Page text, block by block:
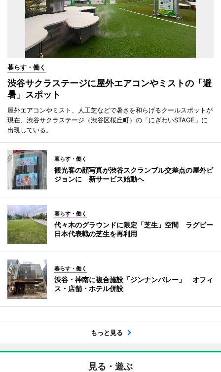
暮らす・働く
渋谷サクラステージに屋外エアコンやミストの「避
暑」スポット
屋外エアコンやミスト、人工芝などで暑さを和らげるクールスポットが
現在、渋谷サクラステージ（渋谷区桜丘町）の「にぎわいSTAGE」に
出現している。
暮らす・働く
観光客の顔写真が渋谷スクランブル交差点の屋外ビ
ジョンに 新サービス始動へ
暮らす・働く
代々木のグラウンドに限定「芝生」空間 ラグビー
日本代表戦の芝生を再利用
暮らす・働く
渋谷・神南に複合施設「ジンナンバレー」 オフィ
ス・店舗・ホテル併設
もっと見る
見る・遊ぶ